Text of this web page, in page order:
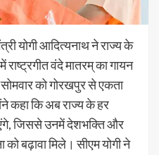
योगी आदित्यनाथ ने राज्य के
वंदे मातरम् का गायन
को गोरखपुर से एकता
कहा कि अब राज्य के हर
गाएंगे, जिससे उनमें देशभक्ति और
को बढ़ावा मिले। सीएम योगी ने